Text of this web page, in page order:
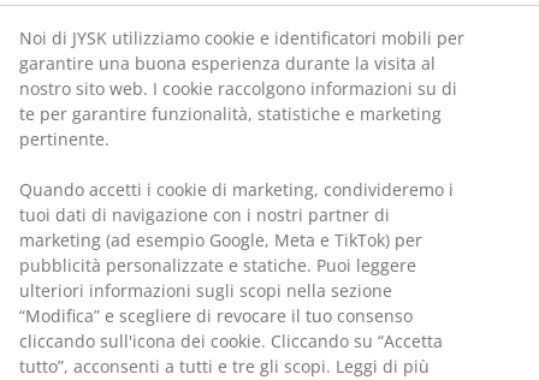
Lavare a 60 gradi Celsius e terminare con una
leggera centrifugazione
Asciugare il piumone / guanciale nell'asciugatrice
insieme a due o tre palline da tennis o le
cosiddette palline per asciugatrice. Le palline da
tennis distribuiscono uniformemente
l'imbottitura per evitare grumi e per rendere
arioso il piumone / guanciale
Togli il piumino dall'asciugatrice e agitalo ogni 15-
20 minuti circa durante il processo di asciugatura.
Questo evita che le piume e il piumino si
aggreghino insieme ed evita bruciature
Noi di JYSK utilizziamo cookie e identificatori mobili per
garantire una buona esperienza durante la visita al
nostro sito web. I cookie raccolgono informazioni su di
te per garantire funzionalità, statistiche e marketing
pertinente.
Quando accetti i cookie di marketing, condivideremo i
tuoi dati di navigazione con i nostri partner di
marketing (ad esempio Google, Meta e TikTok) per
pubblicità personalizzate e statiche. Puoi leggere
ulteriori informazioni sugli scopi nella sezione
“Modifica” e scegliere di revocare il tuo consenso
cliccando sull'icona dei cookie. Cliccando su “Accetta
tutto”, acconsenti a tutti e tre gli scopi. Leggi di più